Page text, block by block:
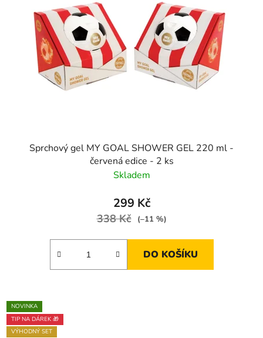
Sprchový gel MY GOAL SHOWER GEL 220 ml -
červená edice - 2 ks
Skladem
299 Kč
338 Kč (–11 %)
DO KOŠÍKU
NOVINKA
TIP NA DÁREK 🎁
VÝHODNÝ SET